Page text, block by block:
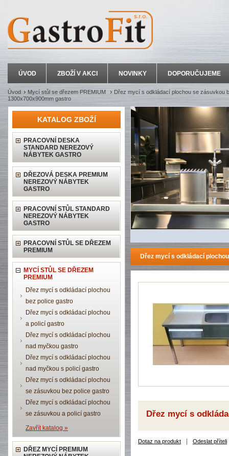
ÚVOD ZBOŽÍ V AKCI NOVINKY DOPORUČUJEME
Úvod Mycí stůl se dřezem PREMIUM
Dřez mycí s odkládací plochou se zásuvkou
1300x700x900mm gastro
KATALOG ZBOŽÍ
PRACOVNÍ DESKA
STANDARD NEREZOVÝ
NÁBYTEK GASTRO
DŘEZOVÁ DESKA PREMIUM
NEREZOVÝ NÁBYTEK
GASTRO
PRACOVNÍ STŮL STANDARD
NEREZOVÝ NÁBYTEK
GASTRO
PRACOVNÍ STŮL SE DŘEZEM
PREMIUM
MYCÍ STŮL SE DŘEZEM
PREMIUM
Dřez mycí s odkládací plochou
bez police gastro
Dřez mycí s odkládací plochou
a policí gastro
Dřez mycí s odkládací plochou
nad myčkou gastro
Dřez mycí s odkládací plochou
nad myčkou s policí gastro
Dřez mycí s odkládací plochou
se zásuvkou bez police gastro
Dřez mycí s odkládací plochou
se zásuvkou a policí gastro
Zavřít katalog »
DŘEZ MYCÍ PREMIUM
Dřez mycí s odkládací
Dřez mycí s
Dotaz na produkt Odeslat příteli